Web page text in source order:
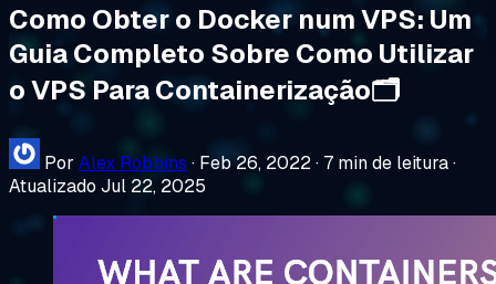
Como Obter o Docker num VPS: Um
Guia Completo Sobre Como Utilizar
o VPS Para Containerização🗂️
Por Alex Robbins · Feb 26, 2022· 7 min de leitura·
Atualizado Jul 22, 2025